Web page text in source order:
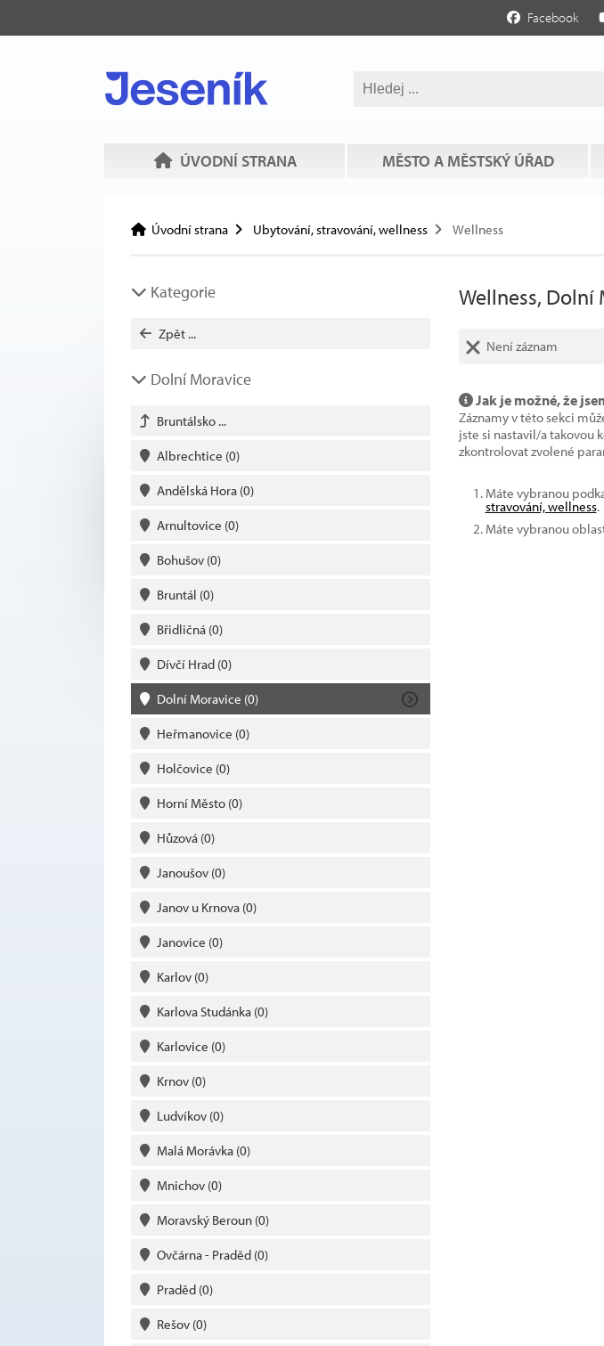
Facebook
ÚVODNÍ STRANA MĚSTO A MĚSTSKÝ ÚŘAD
Úvodní strana Ubytování, stravování, wellness Wellness
Kategorie
Zpět ...
Dolní Moravice
Bruntálsko ...
Albrechtice (0)
Andělská Hora (0)
Arnultovice (0)
Bohušov (0)
Bruntál (0)
Břidličná (0)
Dívčí Hrad (0)
Dolní Moravice (0)
Heřmanovice (0)
Holčovice (0)
Horní Město (0)
Hůzová (0)
Janoušov (0)
Janov u Krnova (0)
Janovice (0)
Karlov (0)
Karlova Studánka (0)
Karlovice (0)
Krnov (0)
Ludvíkov (0)
Malá Morávka (0)
Mnichov (0)
Moravský Beroun (0)
Ovčárna - Praděd (0)
Praděd (0)
Rešov (0)
Wellness, Dolní
Není záznam
Jak je možné, že
Záznamy v této sekci
jste si nastavil/a takovou
zkontrolovat zvolené
Máte vybranou
stravování, wellness.
Máte vybranou